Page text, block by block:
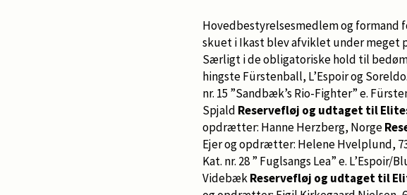
Hovedbestyrelsesmedlem og formand
skuet i Ikast blev afviklet under meget
Særligt i de obligatoriske hold til
hingste Fürstenball, L’Espoir og Soreldo.
nr. 15 ”Sandbæk’s Rio-Fighter” e.
Spjald Reservefløj og udtaget til
opdrætter: Hanne Herzberg, Norge
Ejer og opdrætter: Helene Hvelplund,
Kat. nr. 28 ” Fuglsangs Lea” e.
VidebækReservefløj og udtaget til